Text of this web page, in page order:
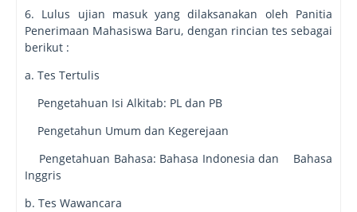
6. Lulus ujian masuk yang dilaksanakan oleh Panitia
Penerimaan Mahasiswa Baru, dengan rincian tes sebagai
berikut :
a. Tes Tertulis
Pengetahuan Isi Alkitab: PL dan PB
Pengetahun Umum dan Kegerejaan
Pengetahuan Bahasa: Bahasa Indonesia dan Bahasa
Inggris
b. Tes Wawancara